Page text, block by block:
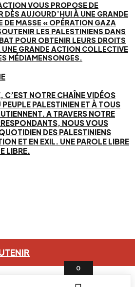
VOUS PROPOSE DE
DÈS AUJOURD’HUI À UNE GRANDE
DE MASSE « OPÉRATION GAZA
LES PALESTINIENS DANS
POUR OBTENIR LEURS DROITS
UNE GRANDE ACTION COLLECTIVE
MÉDIAMENSONGES.
C’EST NOTRE CHAÎNE VIDÉOS
PALESTINIEN ET À TOUS
A TRAVERS NOTRE
NOUS VOUS
DES PALESTINIENS
ET EN EXIL. UNE PAROLE LIBRE
LIBRE.
0